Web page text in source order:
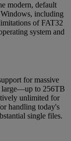
modern, default
including
of FAT32
system and
for massive
large—up to 256TB
unlimited for
handling today's
single files.